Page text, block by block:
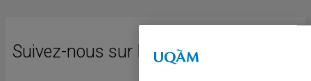
Suivez-nous sur Facebook